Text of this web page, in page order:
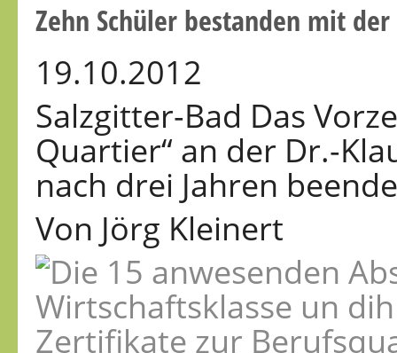
Zehn Schüler bestanden mit
19.10.2012
Salzgitter-Bad Das
Quartier“ an der Dr.-
nach drei Jahren
Von Jörg Kleinert